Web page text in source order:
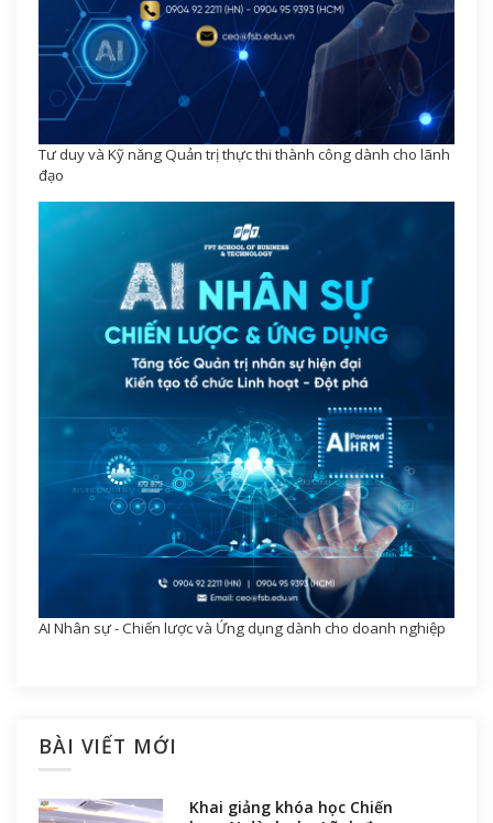
Tư duy và Kỹ năng Quản trị thực thi thành công dành cho lãnh
đạo
AI Nhân sự - Chiến lược và Ứng dụng dành cho doanh nghiệp
BÀI VIẾT MỚI
Khai giảng khóa học Chiến